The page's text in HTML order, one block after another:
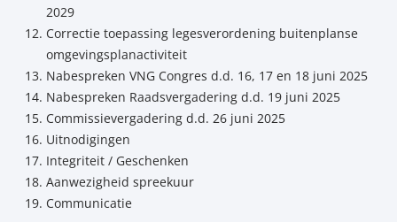
2029
Correctie toepassing legesverordening buitenplanse
omgevingsplanactiviteit
Nabespreken VNG Congres d.d. 16, 17 en 18 juni 2025
Nabespreken Raadsvergadering d.d. 19 juni 2025
Commissievergadering d.d. 26 juni 2025
Uitnodigingen
Integriteit / Geschenken
Aanwezigheid spreekuur
Communicatie